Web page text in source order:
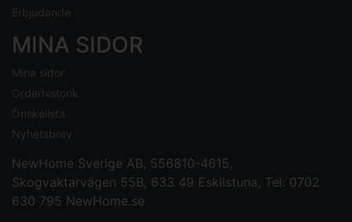
Erbjudande
MINA SIDOR
Mina sidor
Orderhistorik
Önskelista
Nyhetsbrev
NewHome Sverige AB, 556810-4615,
Skogvaktarvägen 55B, 633 49 Eskilstuna, Tel: 0702
630 795 NewHome.se